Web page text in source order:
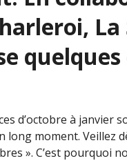
d’octobre à
long moment.
». C’est pourquoi